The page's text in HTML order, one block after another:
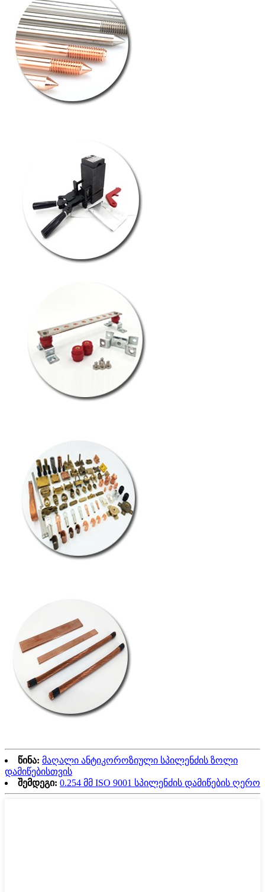
წინა: მაღალი ანტიკოროზიული სპილენძის ზოლი
დამიწებისთვის
შემდეგი: 0.254 მმ ISO 9001 სპილენძის დამიწების ღერო